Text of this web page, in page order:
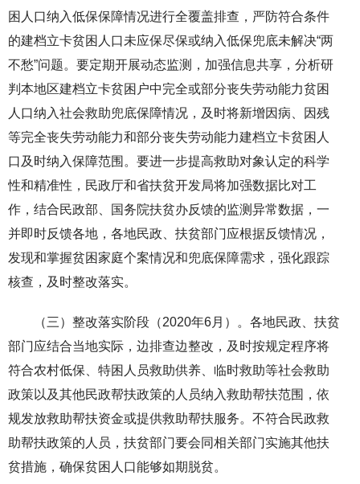
困人口纳入低保保障情况进行全覆盖排查，严防符合条件
的建档立卡贫困人口未应保尽保或纳入低保兜底未解决“两
不愁”问题。要定期开展动态监测，加强信息共享，分析研
判本地区建档立卡贫困户中完全或部分丧失劳动能力贫困
人口纳入社会救助兜底保障情况，及时将新增因病、因残
等完全丧失劳动能力和部分丧失劳动能力建档立卡贫困人
口及时纳入保障范围。要进一步提高救助对象认定的科学
性和精准性，民政厅和省扶贫开发局将加强数据比对工
作，结合民政部、国务院扶贫办反馈的监测异常数据，一
并即时反馈各地，各地民政、扶贫部门应根据反馈情况，
发现和掌握贫困家庭个案情况和兜底保障需求，强化跟踪
核查，及时整改落实。
（三）整改落实阶段（2020年6月）。各地民政、扶贫
部门应结合当地实际，边排查边整改，及时按规定程序将
符合农村低保、特困人员救助供养、临时救助等社会救助
政策以及其他民政帮扶政策的人员纳入救助帮扶范围，依
规发放救助帮扶资金或提供救助帮扶服务。不符合民政救
助帮扶政策的人员，扶贫部门要会同相关部门实施其他扶
贫措施，确保贫困人口能够如期脱贫。